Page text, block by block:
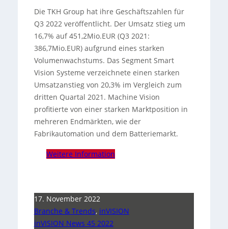
Die TKH Group hat ihre Geschäftszahlen für
Q3 2022 veröffentlicht. Der Umsatz stieg um
16,7% auf 451,2Mio.EUR (Q3 2021:
386,7Mio.EUR) aufgrund eines starken
Volumenwachstums. Das Segment Smart
Vision Systeme verzeichnete einen starken
Umsatzanstieg von 20,3% im Vergleich zum
dritten Quartal 2021. Machine Vision
profitierte von einer starken Marktposition in
mehreren Endmärkten, wie der
Fabrikautomation und dem Batteriemarkt.
Weitere Information
17. November 2022
Branche & Trends, inVISION
inVISION News 45 2022